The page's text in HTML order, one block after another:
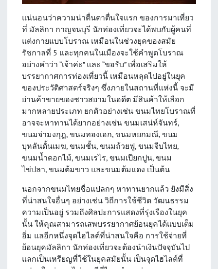
แน่นอนว่าความน่าตื่นตาตื่นใจแรก ของการมาเที่ยว
ที่ มัลลิกา กาญจนบุรี นักท่องเที่ยวจะได้พบกับผู้คนที่
แต่งกายแบบโบราณ เหมือนในช่วงยุคของสมัย
รัชกาลที่ 5 และทุกคนในเมืองจะใช้คำพูดโบราณ
อย่างคำว่า “เจ้าค่ะ” และ “ขอรับ” เพื่อเสริมให้
บรรยากาศการท่องเที่ยวนี้ เหมือนหลุดไปอยู่ในยุค
ของประวัติศาสตร์จริงๆ ซึ่งภายในสถานที่แห่งนี้ จะมี
ย่านค้าขายของชาวสยามในอดีต มีสินค้าให้เลือก
มากหลายประเภท ยกตัวอย่างเช่น ขนมไทยโบราณที่
อาจจะหาทานได้ยากอย่างเช่น ขนมเสน่ห์จันทร์,
ขนมจ่ามงกุฎ, ขนมทองเอก, ขนมหยกมณี, ขนม
บุหลันดั้นเมฆ, ขนมชั้น, ขนมถ้วยฟู, ขนมจีบไทย,
ขนมน้ำดอกไม้, ขนมเรไร, ขนมเปียกปูน, ขนม
ไข่ปลา, ขนมต้มขาว และขนมต้มแดง เป็นต้น
นอกจากขนมไทยชื่อแปลกๆ หาทานยากแล้ว ยังมีสิ่ง
ที่น่าสนใจอื่นๆ อย่างเช่น วิถีการใช้ชีวิต วัฒนธรรม
ความเป็นอยู่ รวมถึงศิลปะการแสดงที่รุ่งเรืองในยุค
นั้น ให้คุณสามารถเสพบรรยากาศย้อนยุคได้แบบเต็ม
อิ่ม แลอีกหนึ่งจุดไฮไลต์ที่น่าสนใจคือ การใช้จ่ายที่
ย้อนยุคมัลลิกา นักท่องเที่ยวจะต้องนำเงินปัจจุบันไป
แลกเป็นเหรียญที่ใช้ในยุคสมัยนั้น เป็นจุดไฮไลต์ที่